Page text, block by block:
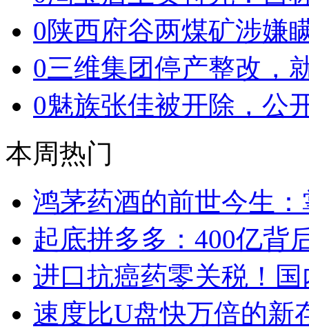
0陕西府谷两煤矿涉嫌
0三维集团停产整改，
0魅族张佳被开除，公
本周热门
鸿茅药酒的前世今生
起底拼多多：400亿背
进口抗癌药零关税！
速度比U盘快万倍的新